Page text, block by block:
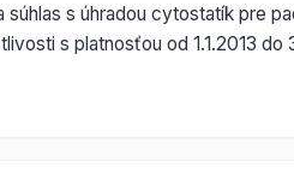
s úhradou cytostatík pre
s platnosťou od 1.1.2013 do